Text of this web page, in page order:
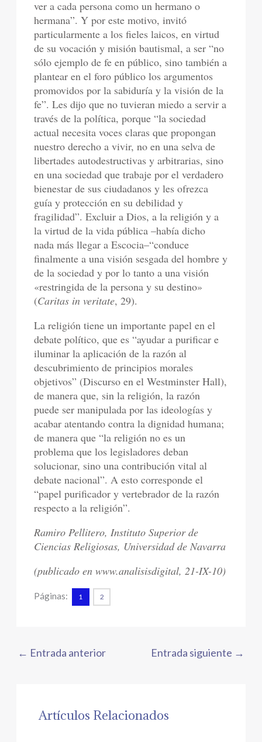
ver a cada persona como un hermano o
hermana”. Y por este motivo, invitó
particularmente a los fieles laicos, en virtud
de su vocación y misión bautismal, a ser “no
sólo ejemplo de fe en público, sino también a
plantear en el foro público los argumentos
promovidos por la sabiduría y la visión de la
fe”. Les dijo que no tuvieran miedo a servir a
través de la política, porque “la sociedad
actual necesita voces claras que propongan
nuestro derecho a vivir, no en una selva de
libertades autodestructivas y arbitrarias, sino
en una sociedad que trabaje por el verdadero
bienestar de sus ciudadanos y les ofrezca
guía y protección en su debilidad y
fragilidad”. Excluir a Dios, a la religión y a
la virtud de la vida pública –había dicho
nada más llegar a Escocia–“conduce
finalmente a una visión sesgada del hombre y
de la sociedad y por lo tanto a una visión
«restringida de la persona y su destino»
(Caritas in veritate, 29).
La religión tiene un importante papel en el
debate político, que es “ayudar a purificar e
iluminar la aplicación de la razón al
descubrimiento de principios morales
objetivos” (Discurso en el Westminster Hall),
de manera que, sin la religión, la razón
puede ser manipulada por las ideologías y
acabar atentando contra la dignidad humana;
de manera que “la religión no es un
problema que los legisladores deban
solucionar, sino una contribución vital al
debate nacional”. A esto corresponde el
“papel purificador y vertebrador de la razón
respecto a la religión”.
Ramiro Pellitero, Instituto Superior de
Ciencias Religiosas, Universidad de Navarra
(publicado en www.analisisdigital, 21-IX-10)
Páginas: 1 2
← Entrada anterior Entrada siguiente →
Artículos Relacionados